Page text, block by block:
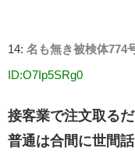
14: 名も無き被検体774
ID:O7Ip5SRg0
接客業で注文取る
普通は合間に世間